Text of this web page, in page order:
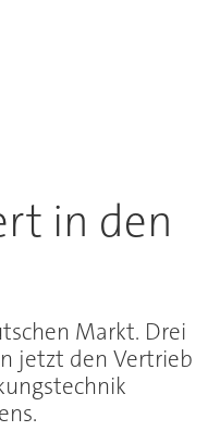
in den
Markt. Drei
jetzt den Vertrieb